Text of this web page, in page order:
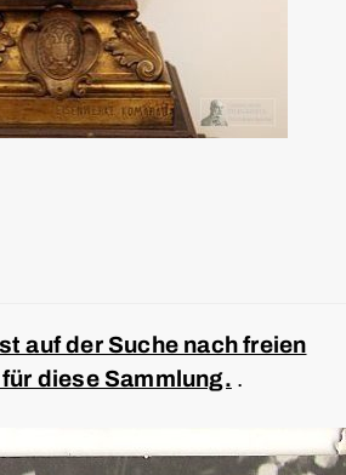
auf der Suche nach freien
diese Sammlung. .